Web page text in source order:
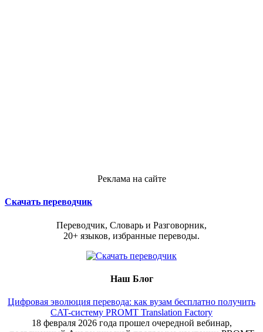
Реклама на сайте
Скачать переводчик
Переводчик, Словарь и Разговорник,
20+ языков, избранные переводы.
Наш Блог
Цифровая эволюция перевода: как вузам бесплатно получить
CAT-систему PROMT Translation Factory
18 февраля 2026 года прошел очередной вебинар,